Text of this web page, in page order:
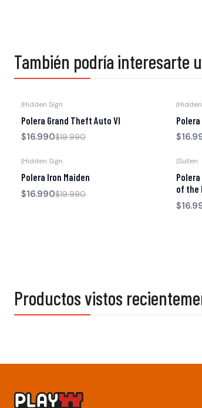
También podría interesarte
|Hidden Sign
Polera Grand Theft Auto VI
$16.990$19.990
|
|Hidden Sign
Polera Iron Maiden
$16.990$19.990
|Sullen
of the
Productos vistos